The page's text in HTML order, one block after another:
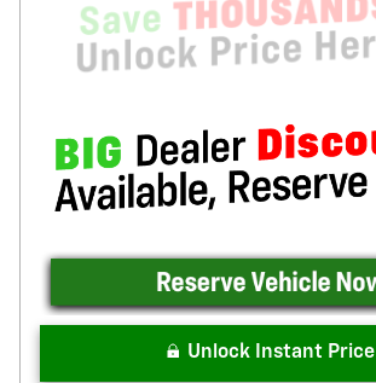
Unlock Instant Price